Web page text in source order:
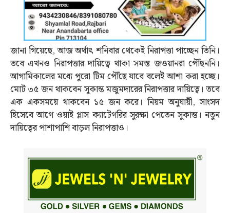
জানা গিয়েছে, আজ অর্থাত্‍ শনিবার থেকেই নিরাপত্তা পাচ্ছেন তিনি।
তবে এখনও নিরাপত্তার দায়িত্বে থাকা সমস্ত জওয়ানরা পৌঁছননি।
আগামিকালের মধ্যে পুরো টিম পৌঁছে যাবে বলেই আশা করা হচ্ছে।
মোট ৩৫ জন থাকবেন সুকান্ত মজুমদারের নিরাপত্তার দায়িত্বে। তবে
এক একসময়ে থাকবেন ১৫ জন করে। নিয়ম অনুযায়ী, সাংসদ
হিসেবে আগে ওয়াই প্লাস ক্যাটেগরির সুরক্ষা পেতেন সুকান্ত। নতুন
দায়িত্বের পাশাপাশি বাড়ল নিরাপত্তাও।